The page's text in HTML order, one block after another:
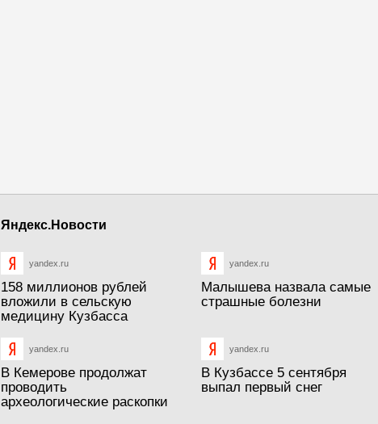
Яндекс.Новости
yandex.ru
158 миллионов рублей
вложили в сельскую
медицину Кузбасса
yandex.ru
Малышева назвала самые
страшные болезни
yandex.ru
В Кемерове продолжат
проводить
археологические раскопки
yandex.ru
В Кузбассе 5 сентября
выпал первый снег